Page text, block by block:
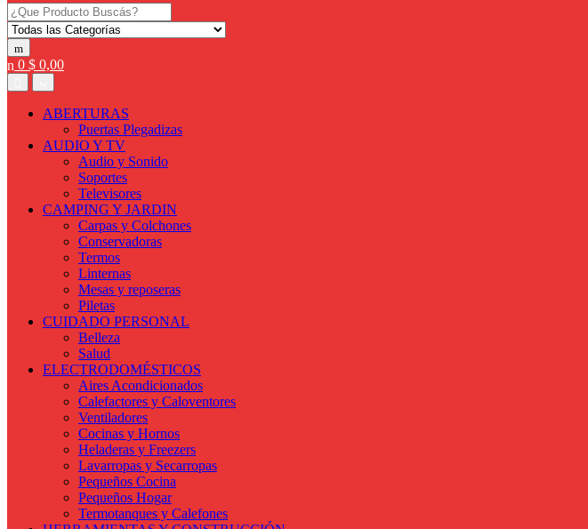
Search for:
0 $ 0,00
ABERTURAS
Puertas Plegadizas
AUDIO Y TV
Audio y Sonido
Soportes
Televisores
CAMPING Y JARDIN
Carpas y Colchones
Conservadoras
Termos
Linternas
Mesas y reposeras
Piletas
CUIDADO PERSONAL
Belleza
Salud
ELECTRODOMÉSTICOS
Aires Acondicionados
Calefactores y Caloventores
Ventiladores
Cocinas y Hornos
Heladeras y Freezers
Lavarropas y Secarropas
Pequeños Cocina
Pequeños Hogar
Termotanques y Calefones